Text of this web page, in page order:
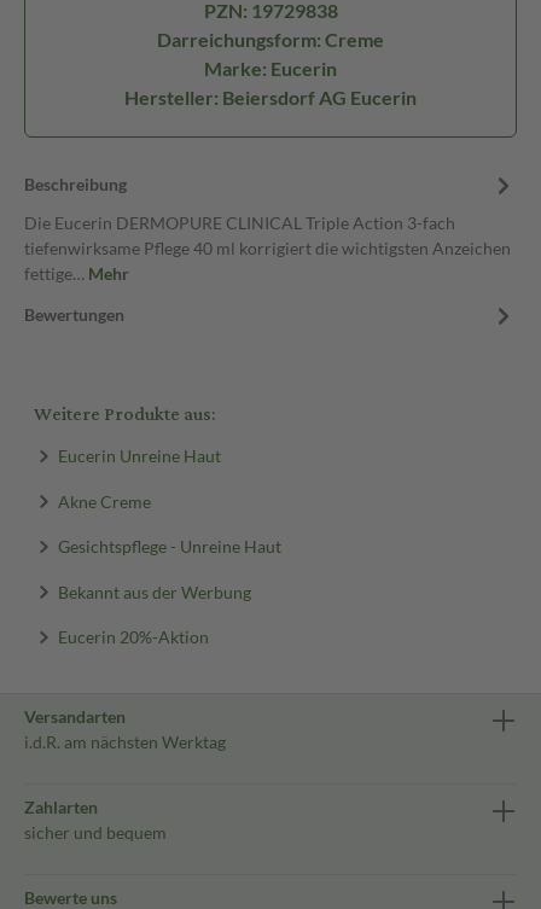
PZN: 19729838
Darreichungsform: Creme
Marke: Eucerin
Hersteller: Beiersdorf AG Eucerin
Beschreibung
Die Eucerin DERMOPURE CLINICAL Triple Action 3-fach
tiefenwirksame Pflege 40 ml korrigiert die wichtigsten Anzeichen
fettige… Mehr
Bewertungen
Weitere Produkte aus:
Eucerin Unreine Haut
Akne Creme
Gesichtspflege - Unreine Haut
Bekannt aus der Werbung
Eucerin 20%-Aktion
Versandarten
i.d.R. am nächsten Werktag
Zahlarten
sicher und bequem
Bewerte uns